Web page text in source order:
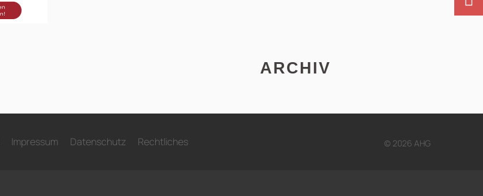
ARCHIV
© 2026 AHG
Impressum Datenschutz Rechtliches